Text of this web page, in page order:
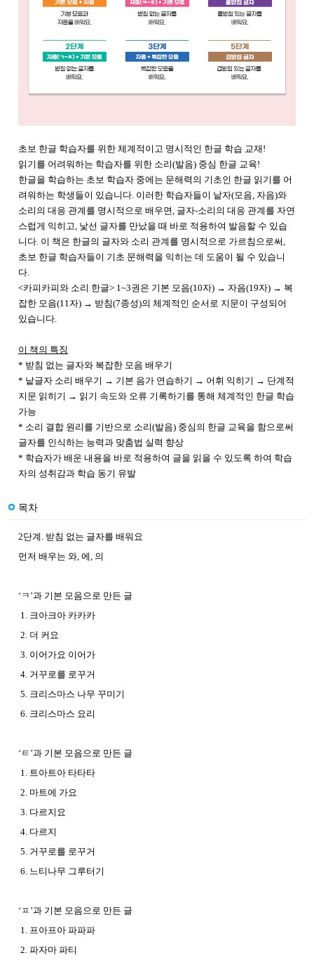
초보 한글 학습자를 위한 체계적이고 명시적인 한글 학습 교재!
읽기를 어려워하는 학습자를 위한 소리(발음) 중심 한글 교육!
한글을 학습하는 초보 학습자 중에는 문해력의 기초인 한글 읽기를 어
려워하는 학생들이 있습니다. 이러한 학습자들이 낱자(모음, 자음)와
소리의 대응 관계를 명시적으로 배우면, 글자-소리의 대응 관계를 자연
스럽게 익히고, 낯선 글자를 만났을 때 바로 적용하여 발음할 수 있습
니다. 이 책은 한글의 글자와 소리 관계를 명시적으로 가르침으로써,
초보 한글 학습자들이 기초 문해력을 익히는 데 도움이 될 수 있습니
다.
<카피카피와 소리 한글> 1~3권은 기본 모음(10자) → 자음(19자) → 복
잡한 모음(11자) → 받침(7종성)의 체계적인 순서로 지문이 구성되어
있습니다.
이 책의 특징
* 받침 없는 글자와 복잡한 모음 배우기
* 낱글자 소리 배우기 → 기본 음가 연습하기 → 어휘 익히기 → 단계적
지문 읽히기 → 읽기 속도와 오류 기록하기를 통해 체계적인 한글 학습
가능
* 소리 결합 원리를 기반으로 소리(발음) 중심의 한글 교육을 함으로써
글자를 인식하는 능력과 맞춤법 실력 향상
* 학습자가 배운 내용을 바로 적용하여 글을 읽을 수 있도록 하여 학습
자의 성취감과 학습 동기 유발
목차
2단계. 받침 없는 글자를 배워요
먼저 배우는 와, 에, 의
‘ㅋ’과 기본 모음으로 만든 글
1. 크아크아 카카카
2. 더 커요
3. 이어가요 이어가
4. 거꾸로를 로꾸거
5. 크리스마스 나무 꾸미기
6. 크리스마스 요리
‘ㅌ’과 기본 모음으로 만든 글
1. 트아트아 타타타
2. 마트에 가요
3. 다르지요
4. 다르지
5. 거꾸로를 로꾸거
6. 느티나무 그루터기
‘ㅍ’과 기본 모음으로 만든 글
1. 프아프아 파파파
2. 파자마 파티